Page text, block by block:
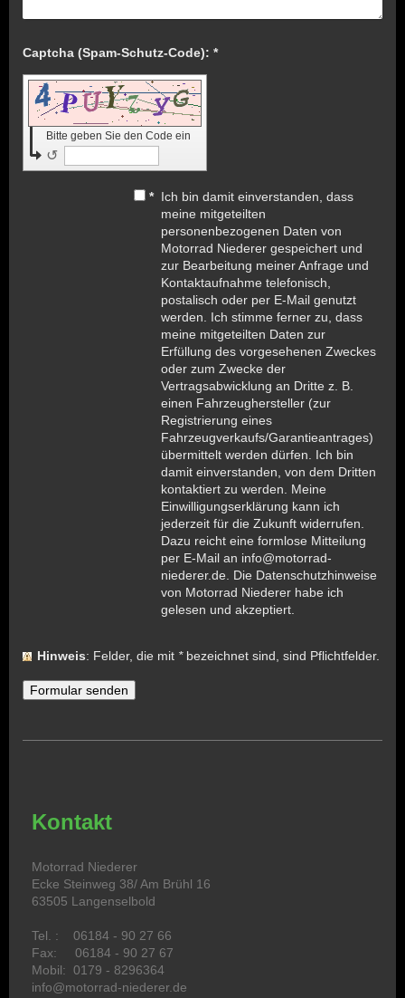
Captcha (Spam-Schutz-Code): *
Bitte geben Sie den Code ein
↺
* Ich bin damit einverstanden, dass
meine mitgeteilten
personenbezogenen Daten von
Motorrad Niederer gespeichert und
zur Bearbeitung meiner Anfrage und
Kontaktaufnahme telefonisch,
postalisch oder per E-Mail genutzt
werden. Ich stimme ferner zu, dass
meine mitgeteilten Daten zur
Erfüllung des vorgesehenen Zweckes
oder zum Zwecke der
Vertragsabwicklung an Dritte z. B.
einen Fahrzeughersteller (zur
Registrierung eines
Fahrzeugverkaufs/Garantieantrages)
übermittelt werden dürfen. Ich bin
damit einverstanden, von dem Dritten
kontaktiert zu werden. Meine
Einwilligungserklärung kann ich
jederzeit für die Zukunft widerrufen.
Dazu reicht eine formlose Mitteilung
per E-Mail an info@motorrad-
niederer.de. Die Datenschutzhinweise
von Motorrad Niederer habe ich
gelesen und akzeptiert.
Hinweis : Felder, die mit *bezeichnet sind, sind Pflichtfelder.
Kontakt
Motorrad Niederer
Ecke Steinweg 38/ Am Brühl 16
63505 Langenselbold
Tel. : 06184 - 90 27 66
Fax: 06184 - 90 27 67
Mobil: 0179 - 8296364
info@motorrad-niederer.de